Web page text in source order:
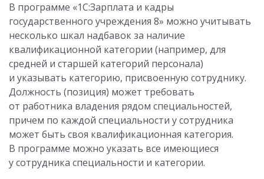
В программе «1С:Зарплата и кадры
государственного учреждения 8» можно учитывать
несколько шкал надбавок за наличие
квалификационной категории (например, для
средней и старшей категорий персонала)
и указывать категорию, присвоенную сотруднику.
Должность (позиция) может требовать
от работника владения рядом специальностей,
причем по каждой специальности у сотрудника
может быть своя квалификационная категория.
В программе можно указать все имеющиеся
у сотрудника специальности и категории.